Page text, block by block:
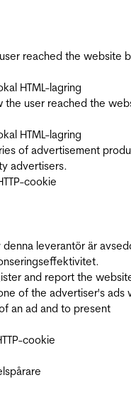
reached the website
HTML-lagring
the user reached the
HTML-lagring
of advertisement
advertisers.
cookie
denna leverantör är
and report the
of the advertiser's ads
an ad and to present
cookie